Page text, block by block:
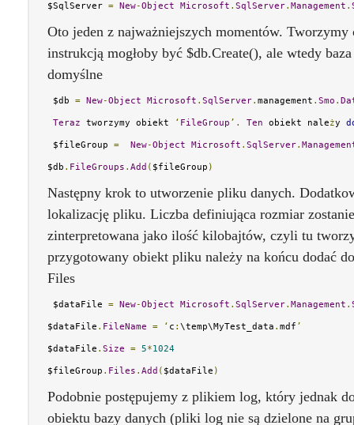
$SqlServer = New-Object Microsoft . SqlServer. Management .
Oto jeden z najważniejszych momentów.
instrukcją mogłoby być $db.Create(), ale wtedy
domyślne
$db = New-Object Microsoft . SqlServer. management . Smo .
Teraz tworzymy obiekt ‘ FileGroup ’. Ten obiekt należy
$fileGroup = New-Object Microsoft . SqlServer.
$db . FileGroups . Add ( $fileGroup )
Następny krok to utworzenie pliku danych.
lokalizację pliku. Liczba definiująca rozmiar
zinterpretowana jako ilość kilobajtów, czyli tu
przygotowany obiekt pliku należy na końcu dodać
Files
$dataFile = New-Object Microsoft . SqlServer. Management .
$dataFile . FileName = ‘ c : \temp\MyTest_data . mdf ’
$dataFile . Size = 5*1024
$fileGroup . Files . Add ( $dataFile )
Podobnie postępujemy z plikiem log, który jednak
obiektu bazy danych (pliki log nie są dzielone na